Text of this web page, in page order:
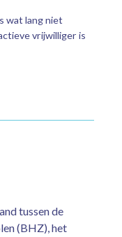
wat lang niet
vrijwilliger is
tussen de
(BHZ), het